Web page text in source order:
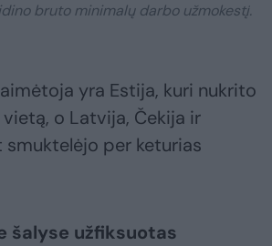
bruto minimalų darbo užmokestį.
yra Estija, kuri nukrito
o Latvija, Čekija ir
per keturias
šalyse užfiksuotas